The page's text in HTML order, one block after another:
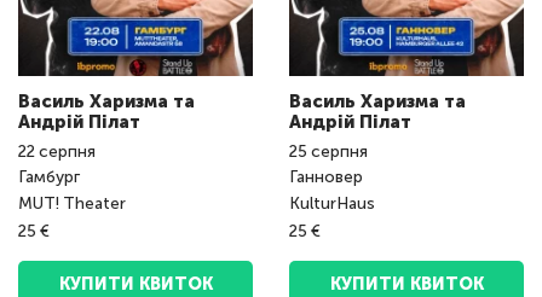
Василь Харизма та
Андрій Пілат
22серпня
Гамбург
MUT! Theater
25 €
КУПИТИ КВИТОК
Василь Харизма та
Андрій Пілат
25 серпня
Ганновер
KulturHaus
25 €
КУПИТИ КВИТОК